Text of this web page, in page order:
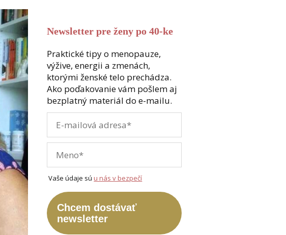
Newsletter pre ženy po 40-ke
Praktické tipy o menopauze,
výžive, energii a zmenách,
ktorými ženské telo prechádza.
Ako poďakovanie vám pošlem aj
bezplatný materiál do e-mailu.
Vaše údaje súu nás v bezpečí
Chcem dostávať
newsletter